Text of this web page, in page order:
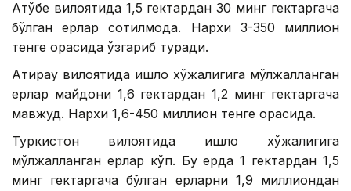
Ақтўбе вилоятида 1,5 гектардан 30 минг гектаргача
бўлган ерлар сотилмоқда. Нархи 3-350 миллион
тенге орасида ўзгариб туради.
Атирау вилоятида қишлоқ хўжалигига мўлжалланган
ерлар майдони 1,6 гектардан 1,2 минг гектаргача
мавжуд. Нархи 1,6-450 миллион тенге орасида.
Туркистон вилоятида қишлоқ хўжалигига
мўлжалланган ерлар кўп. Бу ерда 1 гектардан 1,5
минг гектаргача бўлган ерларни 1,9 миллиондан